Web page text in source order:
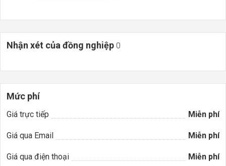
Nhận xét của đồng nghiệp 0
Mức phí
Giá trực tiếp Miễn phí
Giá qua Email Miễn phí
Giá qua điện thoại Miễn phí